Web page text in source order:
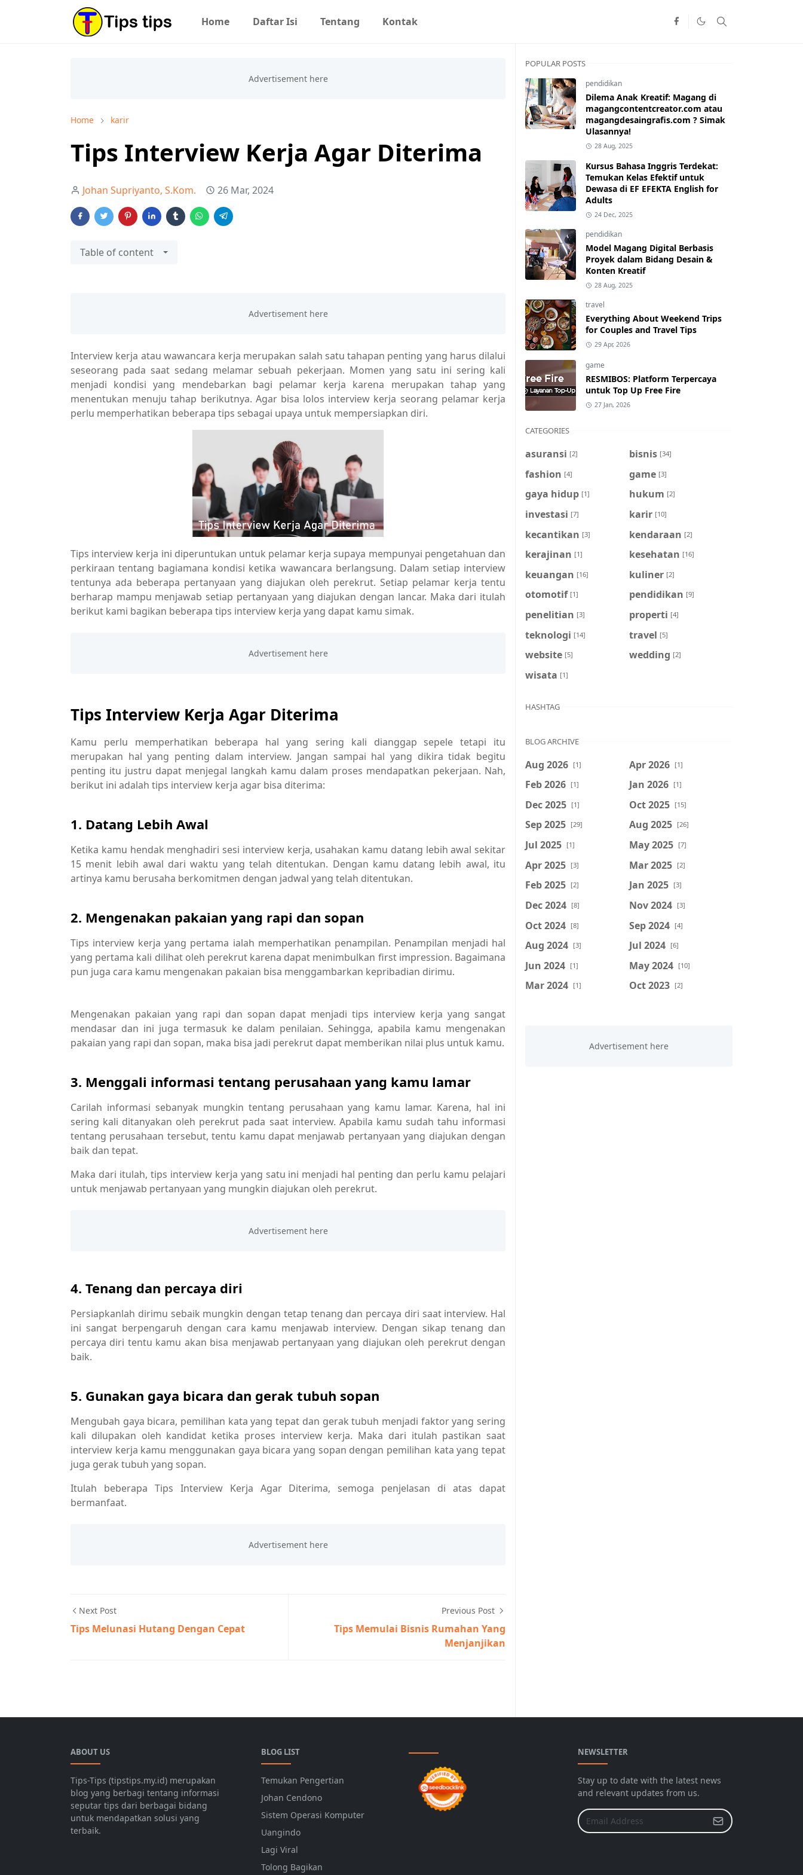
Home Daftar Isi Tentang Kontak
Home karir
Tips Interview Kerja Agar Diterima
Johan Supriyanto, S.Kom. 26 Mar, 2024
Table of content
Interview kerja atau wawancara kerja merupakan salah satu tahapan penting yang harus dilalui
seseorang pada saat sedang melamar sebuah pekerjaan. Momen yang satu ini sering kali
menjadi kondisi yang mendebarkan bagi pelamar kerja karena merupakan tahap yang
menentukan menuju tahap berikutnya. Agar bisa lolos interview kerja seorang pelamar kerja
perlu memperhatikan beberapa tips sebagai upaya untuk mempersiapkan diri.
Tips interview kerja ini diperuntukan untuk pelamar kerja supaya mempunyai pengetahuan dan
perkiraan tentang bagiamana kondisi ketika wawancara berlangsung. Dalam setiap interview
tentunya ada beberapa pertanyaan yang diajukan oleh perekrut. Setiap pelamar kerja tentu
berharap mampu menjawab setiap pertanyaan yang diajukan dengan lancar. Maka dari itulah
berikut kami bagikan beberapa tips interview kerja yang dapat kamu simak.
Tips Interview Kerja Agar Diterima
Kamu perlu memperhatikan beberapa hal yang sering kali dianggap sepele tetapi itu
merupakan hal yang penting dalam interview. Jangan sampai hal yang dikira tidak begitu
penting itu justru dapat menjegal langkah kamu dalam proses mendapatkan pekerjaan. Nah,
berikut ini adalah tips interview kerja agar bisa diterima:
1. Datang Lebih Awal
Ketika kamu hendak menghadiri sesi interview kerja, usahakan kamu datang lebih awal sekitar
15 menit lebih awal dari waktu yang telah ditentukan. Dengan kamu datang lebih awal, itu
artinya kamu berusaha berkomitmen dengan jadwal yang telah ditentukan.
2. Mengenakan pakaian yang rapi dan sopan
Tips interview kerja yang pertama ialah memperhatikan penampilan. Penampilan menjadi hal
yang pertama kali dilihat oleh perekrut karena dapat menimbulkan first impression. Bagaimana
pun juga cara kamu mengenakan pakaian bisa menggambarkan kepribadian dirimu.
Mengenakan pakaian yang rapi dan sopan dapat menjadi tips interview kerja yang sangat
mendasar dan ini juga termasuk ke dalam penilaian. Sehingga, apabila kamu mengenakan
pakaian yang rapi dan sopan, maka bisa jadi perekrut dapat memberikan nilai plus untuk kamu.
3. Menggali informasi tentang perusahaan yang kamu lamar
Carilah informasi sebanyak mungkin tentang perusahaan yang kamu lamar. Karena, hal ini
sering kali ditanyakan oleh perekrut pada saat interview. Apabila kamu sudah tahu informasi
tentang perusahaan tersebut, tentu kamu dapat menjawab pertanyaan yang diajukan dengan
baik dan tepat.
Maka dari itulah, tips interview kerja yang satu ini menjadi hal penting dan perlu kamu pelajari
untuk menjawab pertanyaan yang mungkin diajukan oleh perekrut.
4. Tenang dan percaya diri
Persiapkanlah dirimu sebaik mungkin dengan tetap tenang dan percaya diri saat interview. Hal
ini sangat berpengaruh dengan cara kamu menjawab interview. Dengan sikap tenang dan
percaya diri tentu kamu akan bisa menjawab pertanyaan yang diajukan oleh perekrut dengan
baik.
5. Gunakan gaya bicara dan gerak tubuh sopan
Mengubah gaya bicara, pemilihan kata yang tepat dan gerak tubuh menjadi faktor yang sering
kali dilupakan oleh kandidat ketika proses interview kerja. Maka dari itulah pastikan saat
interview kerja kamu menggunakan gaya bicara yang sopan dengan pemilihan kata yang tepat
juga gerak tubuh yang sopan.
Itulah beberapa Tips Interview Kerja Agar Diterima, semoga penjelasan di atas dapat
bermanfaat.
Next Post
Tips Melunasi Hutang Dengan Cepat
Previous Post
Tips Memulai Bisnis Rumahan Yang
Menjanjikan
POPULAR POSTS
pendidikan
Dilema Anak Kreatif: Magang di
magangcontentcreator.com atau
magangdesaingrafis.com ? Simak
Ulasannya!
28 Aug, 2025
Kursus Bahasa Inggris Terdekat:
Temukan Kelas Efektif untuk
Dewasa di EF EFEKTA English for
Adults
24 Dec, 2025
pendidikan
Model Magang Digital Berbasis
Proyek dalam Bidang Desain &
Konten Kreatif
28 Aug, 2025
travel
Everything About Weekend Trips
for Couples and Travel Tips
29 Apr, 2026
game
RESMIBOS: Platform Terpercaya
untuk Top Up Free Fire
27 Jan, 2026
CATEGORIES
asuransi [2] bisnis [34]
fashion [4] game [3]
gaya hidup [1] hukum [2]
investasi [7] karir [10]
kecantikan [3] kendaraan [2]
kerajinan [1] kesehatan [16]
keuangan [16] kuliner [2]
otomotif [1] pendidikan [9]
penelitian [3] properti [4]
teknologi [14] travel [5]
website [5] wedding [2]
wisata [1]
HASHTAG
BLOG ARCHIVE
Aug 2026 [1] Apr 2026 [1]
Feb 2026 [1] Jan 2026 [1]
Dec 2025 [1] Oct 2025 [15]
Sep 2025 [29] Aug 2025 [26]
Jul 2025 [1] May 2025 [7]
Apr 2025 [3] Mar 2025 [2]
Feb 2025 [2] Jan 2025 [3]
Dec 2024 [8] Nov 2024 [3]
Oct 2024 [8] Sep 2024 [4]
Aug 2024 [3] Jul 2024 [6]
Jun 2024 [1] May 2024 [10]
Mar 2024 [1] Oct 2023 [2]
ABOUT US
Tips-Tips (tipstips.my.id) merupakan
blog yang berbagi tentang informasi
seputar tips dari berbagai bidang
untuk mendapatkan solusi yang
terbaik.
BLOG LIST
Temukan Pengertian
Johan Cendono
Sistem Operasi Komputer
Uangindo
Lagi Viral
Tolong Bagikan
NEWSLETTER
Stay up to date with the latest news
and relevant updates from us.